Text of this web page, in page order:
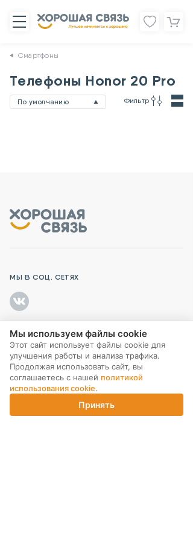
Смартфоны
Телефоны Honor 20 Pro
По умолчанию Фильтр
Корзина
ИНТЕРНЕТ-МАГАЗИН
МЫ В СОЦ. СЕТЯХ
ПОДПИСКА НА РАССЫЛКУ
Мы используем файлы cookie
Этот сайт использует файлы cookie для
улучшения работы и анализа трафика.
Продолжая использовать сайт, вы
соглашаетесь с нашей политикой
использования cookie.
Принять